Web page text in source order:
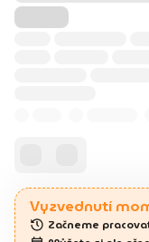
Vyzvednutí
Začneme